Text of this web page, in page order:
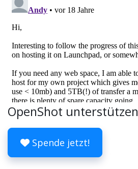
OpenShot unterstützen
Spende jetzt!